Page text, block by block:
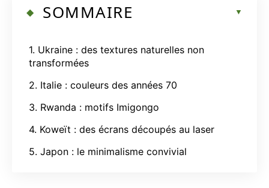
SOMMAIRE
1. Ukraine : des textures naturelles non
transformées
2. Italie : couleurs des années 70
3. Rwanda : motifs Imigongo
4. Koweït : des écrans découpés au laser
5. Japon : le minimalisme convivial